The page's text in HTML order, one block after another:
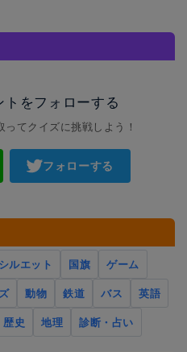
トをフォローする
てクイズに挑戦しよう！
フォローする
ルエット 国旗
ゲーム
動物 鉄道 バス
英語
歴史 地理 診断・占い